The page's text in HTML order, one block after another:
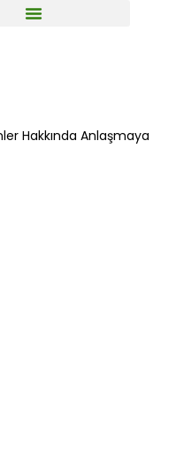
Hakkında Anlaşmaya